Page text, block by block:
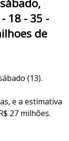
18 - 35 -
de
(13).
e a estimativa
27 milhões.